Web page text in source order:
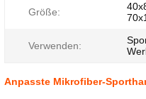
Größe:
Verwenden:
Anpasste Mikrofiber-